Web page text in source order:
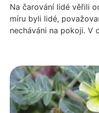
Na čarování lidé věřili
míru byli lidé,
necháváni na pokoji. V